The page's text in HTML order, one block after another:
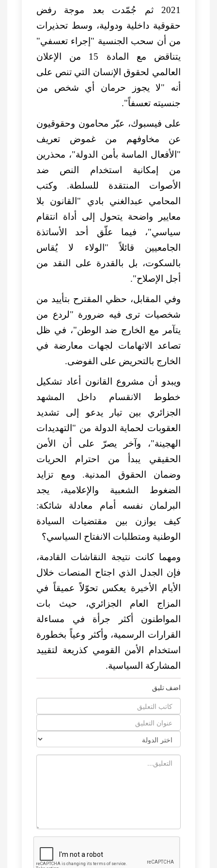
2021 ثم جُمّدت بعد موجة رفض
حقوقية داخلية ودولية، وسط تحذيرات
من أن سحب الجنسية "إجراء تعسفي"
يتناقض مع المادة 15 من الإعلان
العالمي لحقوق الإنسان التي تنص على
أنه "لا يجوز حرمان أي شخص من
جنسيته تعسفاً".
على فيسبوك، عبّر محامون وحقوقيون
عن مخاوفهم من غموض تعريف
"الأفعال الماسة بأمن الدولة"، محذرين
من إمكانية استخدام النص ضد
الأصوات المنتقدة للسلطة. وكتب
المحامي عبدالغني بادي "القانون بلا
معايير واضحة يتحول إلى أداة انتقام
سياسي"، فيما علّق أحد الأساتذة
الجامعيين قائلاً "الولاء لا يُقاس
بالسكوت، بل بالقدرة على النقد من
أجل الإصلاح".
وفي المقابل، حظي المقترح بتأييد من
شخصيات ترى فيه ضرورة "لردع من
يتآمر مع الخارج ضد الوطن"، في ظل
تصاعد الاتهامات لجهات معارضة في
الخارج بالتحريض على الفوضى.
ويبدو أن مشروع القانون أعاد تشكيل
خطوط الانقسام داخل المشهد
الجزائري بين تيار يدعو إلى تشديد
العقوبات لحماية الدولة من "التهديدات
الهجينة"، وآخر يصرّ على أن الأمن
الحقيقي يبدأ من احترام الحريات
وضمان الحقوق المدنية. ومع تزايد
الضغوط الشعبية والإعلامية، يجد
البرلمان نفسه أمام معادلة شائكة:
كيف يوازن بين مقتضيات السيادة
الوطنية ومتطلبات الانفتاح السياسي؟
ومهما كانت نتيجة النقاشات القادمة،
فإن الجدل الذي اجتاح المنصات خلال
الأيام الأخيرة يعكس تحوّلاً عميقاً في
المزاج العام الجزائري، حيث بات
المواطنون أكثر جرأة في مساءلة
القرارات الرسمية، وأكثر وعياً بخطورة
استخدام الأمن القومي كذريعة لتقييد
المشاركة السياسية.
اضف تليق